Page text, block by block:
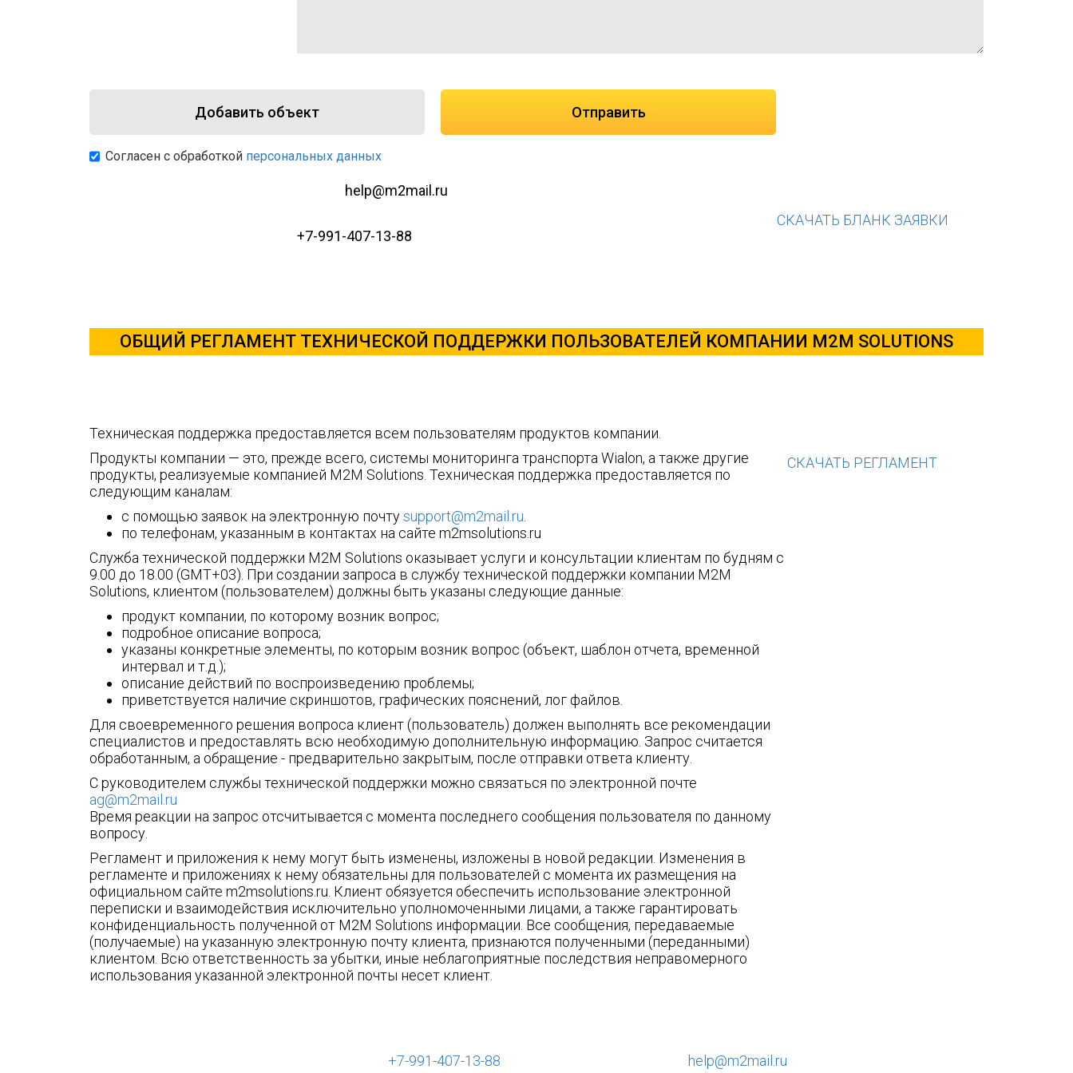
Добавить объект Отправить
Согласен с обработкой персональных данных
help@m2mail.ru
+7-991-407-13-88
СКАЧАТЬ БЛАНК ЗАЯВКИ
ОБЩИЙ РЕГЛАМЕНТ ТЕХНИЧЕСКОЙ ПОДДЕРЖКИ ПОЛЬЗОВАТЕЛЕЙ КОМПАНИИ M2M SOLUTIONS
Техническая поддержка предоставляется всем пользователям продуктов компании.
Продукты компании — это, прежде всего, системы мониторинга транспорта Wialon, а также другие
продукты, реализуемые компанией M2M Solutions. Техническая поддержка предоставляется по
следующим каналам:
с помощью заявок на электронную почтуsupport@m2mail.ru
по телефонам, указанным в контактах на сайте m2msolutions.ru
Служба технической поддержки M2M Solutions оказывает услуги и консультации клиентам по будням с
9.00 до 18.00 (GMT+03). При создании запроса в службу технической поддержки компании M2M
Solutions, клиентом (пользователем) должны быть указаны следующие данные:
продукт компании, по которому возник вопрос;
подробное описание вопроса;
указаны конкретные элементы, по которым возник вопрос (объект, шаблон отчета, временной
интервал и т.д.);
описание действий по воспроизведению проблемы;
приветствуется наличие скриншотов, графических пояснений, лог файлов.
Для своевременного решения вопроса клиент (пользователь) должен выполнять все рекомендации
специалистов и предоставлять всю необходимую дополнительную информацию. Запрос считается
обработанным, а обращение - предварительно закрытым, после отправки ответа клиенту.
С руководителем службы технической поддержки можно связаться по электронной почте
ag@m2mail.ru
Время реакции на запрос отсчитывается с момента последнего сообщения пользователя по данному
вопросу.
Регламент и приложения к нему могут быть изменены, изложены в новой редакции. Изменения в
регламенте и приложениях к нему обязательны для пользователей с момента их размещения на
официальном сайте m2msolutions.ru. Клиент обязуется обеспечить использование электронной
переписки и взаимодействия исключительно уполномоченными лицами, а также гарантировать
конфиденциальность полученной от M2M Solutions информации. Все сообщения, передаваемые
(получаемые) на указанную электронную почту клиента, признаются полученными (переданными)
клиентом. Всю ответственность за убытки, иные неблагоприятные последствия неправомерного
использования указанной электронной почты несет клиент.
+7-991-407-13-88 help@m2mail.ru
СКАЧАТЬ РЕГЛАМЕНТ